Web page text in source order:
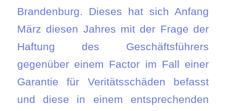
Brandenburg. Dieses hat sich Anfang
März diesen Jahres mit der Frage der
Haftung des Geschäftsführers
gegenüber einem Factor im Fall einer
Garantie für Veritätsschäden befasst
und diese in einem entsprechenden